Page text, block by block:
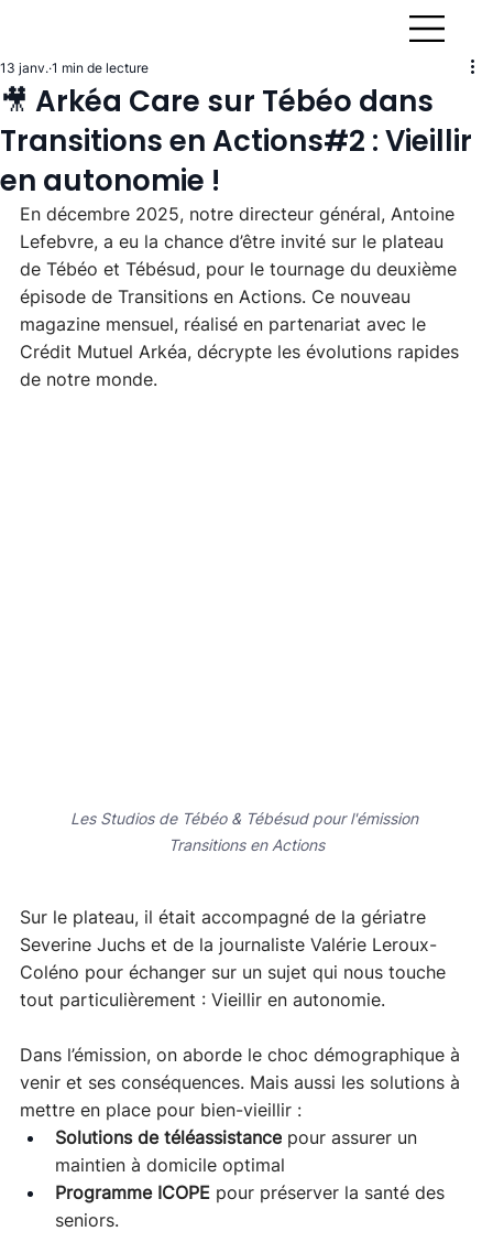
🎥 Arkéa Care sur Tébéo dans
Transitions en Actions#2 : Vieillir
en autonomie !
13 janv. 1 min de lecture
En décembre 2025, notre directeur général, Antoine
Lefebvre, a eu la chance d’être invité sur le plateau
de Tébéo et Tébésud, pour le tournage du deuxième
épisode de Transitions en Actions. Ce nouveau
magazine mensuel, réalisé en partenariat avec le
Crédit Mutuel Arkéa, décrypte les évolutions rapides
de notre monde.
Les Studios de Tébéo & Tébésud pour l'émission
Transitions en Actions
Sur le plateau, il était accompagné de la gériatre
Severine Juchs et de la journaliste Valérie Leroux-
Coléno pour échanger sur un sujet qui nous touche
tout particulièrement : Vieillir en autonomie.
Dans l’émission, on aborde le choc démographique à
venir et ses conséquences. Mais aussi les solutions à
mettre en place pour bien-vieillir :
Solutions de téléassistance pour assurer un
maintien à domicile optimal
Programme ICOPE pour préserver la santé des
seniors.